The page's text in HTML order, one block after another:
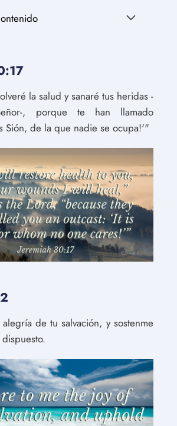
la salud y sanaré tus heridas -
, porque te han llamado
Sión, de la que nadie se ocupa!'"
de tu salvación, y sostenme